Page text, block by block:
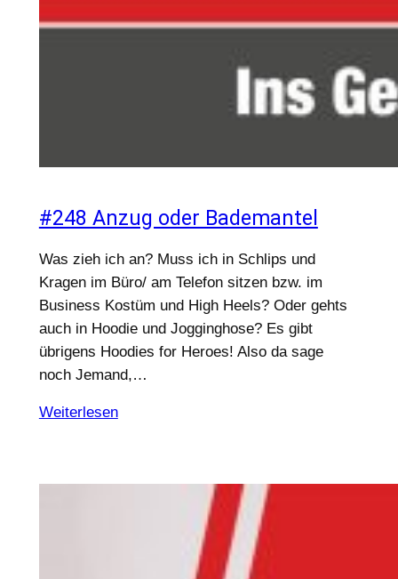
#248 Anzug oder Bademantel
Was zieh ich an? Muss ich in Schlips und
Kragen im Büro/ am Telefon sitzen bzw. im
Business Kostüm und High Heels? Oder gehts
auch in Hoodie und Jogginghose? Es gibt
übrigens Hoodies for Heroes! Also da sage
noch Jemand,…
Weiterlesen